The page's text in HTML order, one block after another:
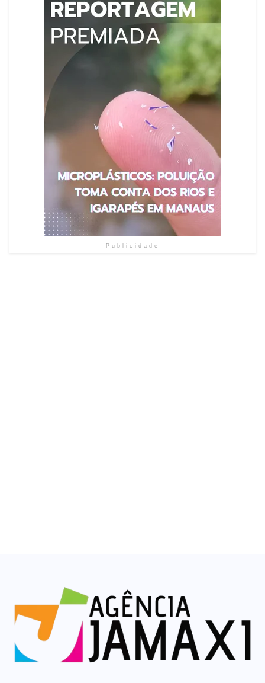
Publicidade